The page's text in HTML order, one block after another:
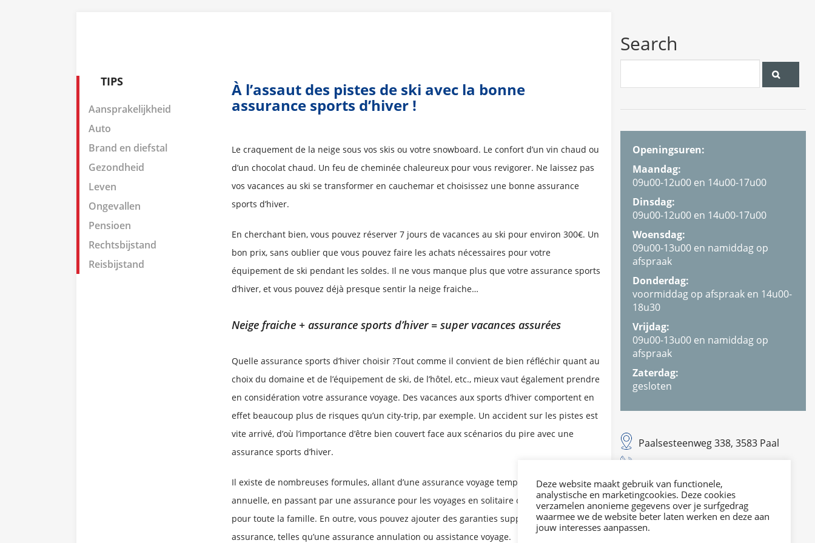
TIPS
Aansprakelijkheid
Auto
Brand en diefstal
Gezondheid
Leven
Ongevallen
Pensioen
Rechtsbijstand
Reisbijstand
À l’assaut des pistes de ski avec la bonne
assurance sports d’hiver !
Le craquement de la neige sous vos skis ou votre snowboard. Le confort d’un vin chaud ou
d’un chocolat chaud. Un feu de cheminée chaleureux pour vous revigorer. Ne laissez pas
vos vacances au ski se transformer en cauchemar et choisissez une bonne assurance
sports d’hiver.
En cherchant bien, vous pouvez réserver 7 jours de vacances au ski pour environ 300€. Un
bon prix, sans oublier que vous pouvez faire les achats nécessaires pour votre
équipement de ski pendant les soldes. Il ne vous manque plus que votre assurance sports
d’hiver, et vous pouvez déjà presque sentir la neige fraiche…
Neige fraiche + assurance sports d’hiver = super vacances assurées
Quelle assurance sports d’hiver choisir ?Tout comme il convient de bien réfléchir quant au
choix du domaine et de l’équipement de ski, de l’hôtel, etc., mieux vaut également prendre
en considération votre assurance voyage. Des vacances aux sports d’hiver comportent en
effet beaucoup plus de risques qu’un city-trip, par exemple. Un accident sur les pistes est
vite arrivé, d’où l’importance d’être bien couvert face aux scénarios du pire avec une
assurance sports d’hiver.
Il existe de nombreuses formules, allant d’une assurance voyage temporaire à une
annuelle, en passant par une assurance pour les voyages en solitaire ou une couverture
pour toute la famille. En outre, vous pouvez ajouter des garanties supplémentaires à votre
assurance, telles qu’une assurance annulation ou assistance voyage.
Search
Openingsuren:
Maandag:
09u00-12u00 en 14u00-17u00
Dinsdag:
09u00-12u00 en 14u00-17u00
Woensdag:
09u00-13u00 en namiddag op
afspraak
Donderdag:
voormiddag op afspraak en 14u00-
18u30
Vrijdag:
09u00-13u00 en namiddag op
afspraak
Zaterdag:
gesloten
Paalsesteenweg 338, 3583 Paal
E. info@dvies.be
Mail ons
Deze website maakt gebruik van functionele,
analystische en marketingcookies. Deze cookies
verzamelen anonieme gegevens over je surfgedrag
waarmee we de website beter laten werken en deze aan
jouw interesses aanpassen.